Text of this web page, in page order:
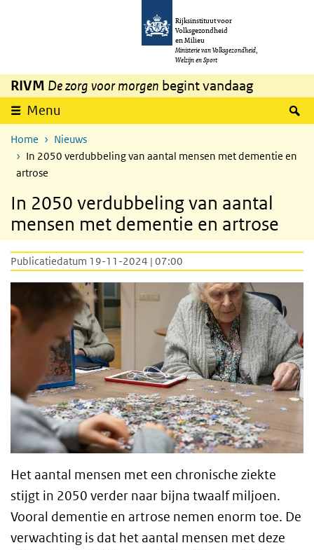
Overslaan en naar de inhoud gaan
Rijksinstituut voor
Volksgezondheid
en Milieu
Ministerie van Volksgezondheid,
Welzijn en Sport
RIVM De zorg voor morgen begint vandaag
Menu
Home
Nieuws
In 2050 verdubbeling van aantal mensen met dementie en
artrose
In 2050 verdubbeling van aantal
mensen met dementie en artrose
Publicatiedatum 19-11-2024 | 07:00
Het aantal mensen met een chronische ziekte
stijgt in 2050 verder naar bijna twaalf miljoen.
Vooral dementie en artrose nemen enorm toe. De
verwachting is dat het aantal mensen met deze